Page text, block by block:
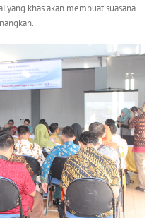
yang khas akan membuat suasana